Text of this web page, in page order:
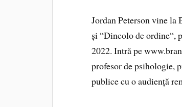
Jordan Peterson vine
și “Dincolo de ordine“,
2022. Intră pe
profesor de psihologie,
publice cu o audiență